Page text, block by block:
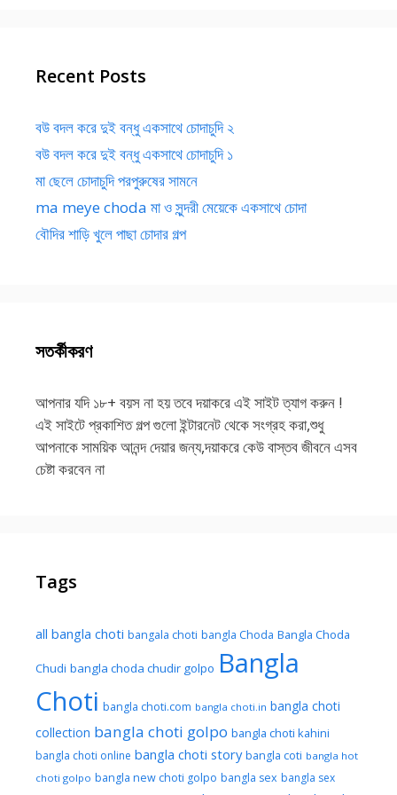
Recent Posts
বউ বদল করে দুই বন্ধু একসাথে চোদাচুদি ২
বউ বদল করে দুই বন্ধু একসাথে চোদাচুদি ১
মা ছেলে চোদাচুদি পরপুরুষের সামনে
ma meye choda মা ও সুন্দরী মেয়েকে একসাথে চোদা
বৌদির শাড়ি খুলে পাছা চোদার গল্প
সতর্কীকরণ
আপনার যদি ১৮+ বয়স না হয় তবে দয়াকরে এই সাইট ত্যাগ করুন !
এই সাইটে প্রকাশিত গল্প গুলো ইন্টারনেট থেকে সংগ্রহ করা,শুধু
আপনাকে সাময়িক আনন্দ দেয়ার জন্য,দয়াকরে কেউ বাস্তব জীবনে এসব
চেষ্টা করবেন না
Tags
all bangla choti bangala choti bangla Choda Bangla Choda
Chudi bangla choda chudir golpo Bangla
Choti bangla choti.com bangla choti.in bangla choti
collection bangla choti golpo bangla choti kahini
bangla choti online bangla choti story bangla coti bangla hot
choti golpo bangla new choti golpo bangla sex bangla sex